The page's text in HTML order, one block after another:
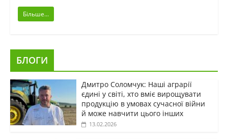
Більше...
БЛОГИ
Дмитро Соломчук: Наші аграрії
єдині у світі, хто вміє вирощувати
продукцію в умовах сучасної війни
й може навчити цього інших
13.02.2026